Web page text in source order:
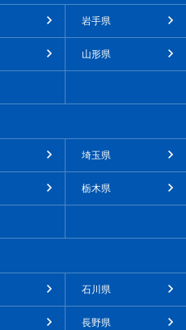
岩手県
山形県
埼玉県
栃木県
石川県
長野県